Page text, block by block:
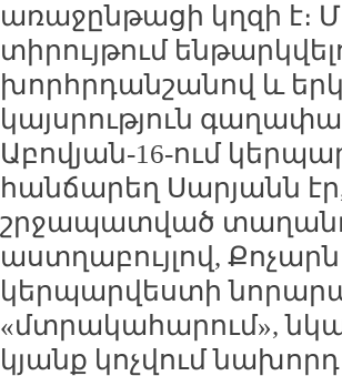
առաջընթացի կղզի
տիրույթում
խորհրդանշանով և
կայսրություն
Աբովյան-16-ում
հանճարեղ Սարյանն
շրջապատված
աստղաբույլով,
կերպարվեստի
«մտրակահարում»,
կյանք կոչվում